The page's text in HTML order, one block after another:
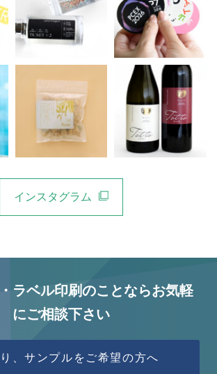
インスタグラム
ラベル印刷のことならお気軽
にご相談下さい
、サンプルをご希望の方へ